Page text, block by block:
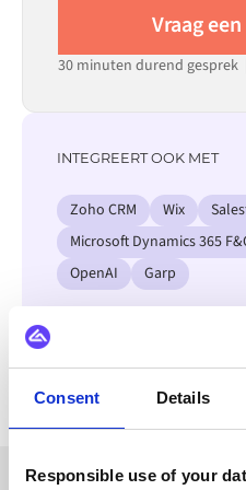
Consent Details
Responsible use of your
Vraag
30 minuten durend
INTEGREERT OOK MET
Zoho CRM Wix
Microsoft Dynamics 365
OpenAI
Garp